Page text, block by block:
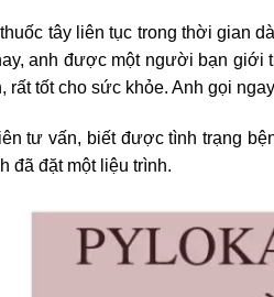
tây liên tục trong thời gian
anh được một người bạn giới
rất tốt cho sức khỏe. Anh gọi
tư vấn, biết được tình trạng
đã đặt một liệu trình.